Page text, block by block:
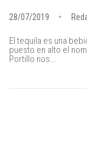
28/07/2019
El tequila es una
puesto en alto el
Portillo nos...